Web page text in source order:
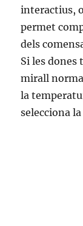
interactius,
permet
dels
Si les dones
mirall
la
selecciona